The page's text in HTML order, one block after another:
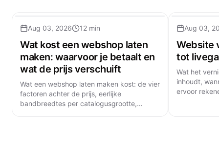
Aug 03, 2026 12 min
Wat kost een webshop laten
maken: waarvoor je betaalt en
wat de prijs verschuift
Wat een webshop laten maken kost: de vier
factoren achter de prijs, eerlijke
bandbreedtes per catalogusgrootte,
Aug 03,
Website
tot
Wat het
inhoudt,
ervoor